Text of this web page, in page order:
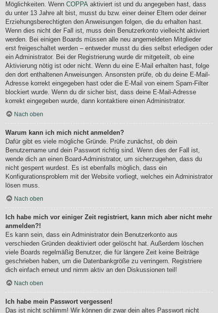
Möglichkeiten. Wenn COPPA aktiviert ist und du angegeben hast, dass
du unter 13 Jahre alt bist, musst du bzw. einer deiner Eltern oder deiner
Erziehungsberechtigten den Anweisungen folgen, die du erhalten hast.
Wenn dies nicht der Fall ist, muss dein Benutzerkonto vielleicht aktiviert
werden. Bei einigen Boards müssen alle neu angemeldeten Mitglieder
erst freigeschaltet werden – entweder musst du dies selbst erledigen oder
ein Administrator. Bei der Registrierung wurde dir mitgeteilt, ob eine
Aktivierung nötig ist oder nicht. Wenn du eine E-Mail erhalten hast, folge
den dort enthaltenen Anweisungen. Ansonsten prüfe, ob du deine E-Mail-
Adresse korrekt eingegeben hast oder die E-Mail von einem Spam-Filter
blockiert wurde. Wenn du dir sicher bist, dass deine E-Mail-Adresse
korrekt eingegeben wurde, dann kontaktiere einen Administrator.
Nach oben
Warum kann ich mich nicht anmelden?
Dafür gibt es viele mögliche Gründe. Prüfe zunächst, ob dein
Benutzername und dein Passwort richtig sind. Wenn dies der Fall ist,
wende dich an einen Board-Administrator, um sicherzugehen, dass du
nicht gesperrt wurdest. Es ist ebenfalls möglich, dass ein
Konfigurationsproblem mit der Website vorliegt, welches ein Administrator
lösen muss.
Nach oben
Ich habe mich vor einiger Zeit registriert, kann mich aber nicht mehr
anmelden?!
Es kann sein, dass ein Administrator dein Benutzerkonto aus
verschieden Gründen deaktiviert oder gelöscht hat. Außerdem löschen
viele Boards regelmäßig Benutzer, die für längere Zeit keine Beiträge
geschrieben haben, um die Datenbankgröße zu verringern. Registriere
dich einfach erneut und nimm aktiv an den Diskussionen teil!
Nach oben
Ich habe mein Passwort vergessen!
Das ist nicht schlimm! Wir können dir zwar dein altes Passwort nicht